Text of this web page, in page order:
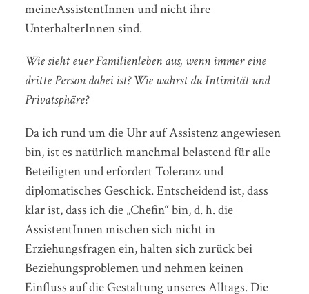
meineAssistentInnen und nicht ihre
UnterhalterInnen sind.
Wie sieht euer Familienleben aus, wenn immer eine
dritte Person dabei ist? Wie wahrst du Intimität und
Privatsphäre?
Da ich rund um die Uhr auf Assistenz angewiesen
bin, ist es natürlich manchmal belastend für alle
Beteiligten und erfordert Toleranz und
diplomatisches Geschick. Entscheidend ist, dass
klar ist, dass ich die „Chefin“ bin, d. h. die
AssistentInnen mischen sich nicht in
Erziehungsfragen ein, halten sich zurück bei
Beziehungsproblemen und nehmen keinen
Einfluss auf die Gestaltung unseres Alltags. Die